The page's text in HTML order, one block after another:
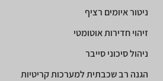
ניטור איומים רציף
זיהוי חדירות אוטומטי
ניהול סיכוני סייבר
הגנה רב שכבתית למערכות קריטיות